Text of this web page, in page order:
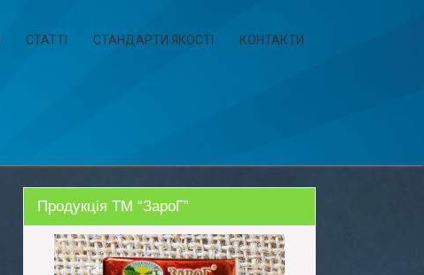
СТАТТІ СТАНДАРТИ ЯКОСТІ КОНТАКТИ
Продукція ТМ “ЗароГ”